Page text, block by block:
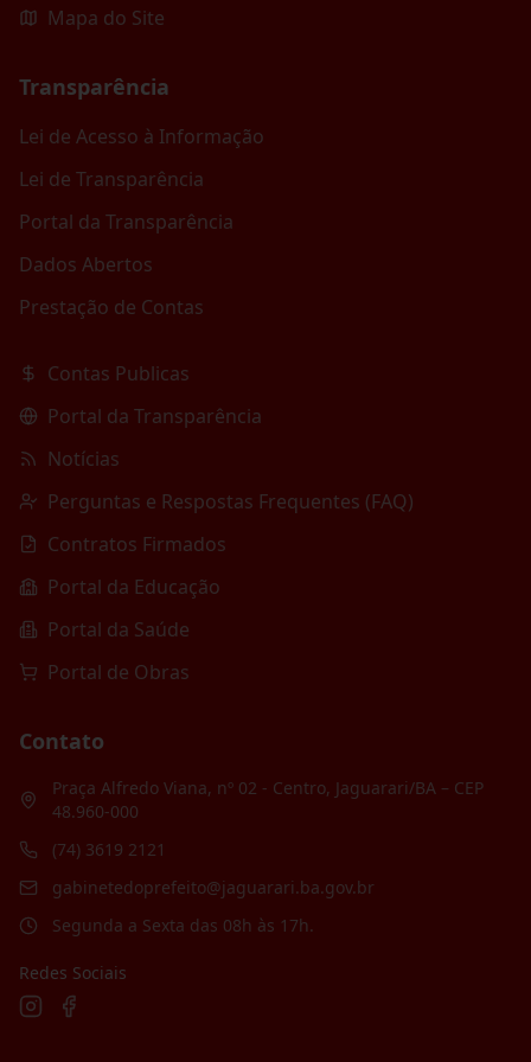
Mapa do Site
Transparência
Lei de Acesso à Informação
Lei de Transparência
Portal da Transparência
Dados Abertos
Prestação de Contas
Contas Publicas
Portal da Transparência
Notícias
Perguntas e Respostas Frequentes (FAQ)
Contratos Firmados
Portal da Educação
Portal da Saúde
Portal de Obras
Contato
Praça Alfredo Viana, nº 02 - Centro, Jaguarari/BA – CEP
48.960-000
(74) 3619 2121
gabinetedoprefeito@jaguarari.ba.gov.br
Segunda a Sexta das 08h às 17h.
Redes Sociais